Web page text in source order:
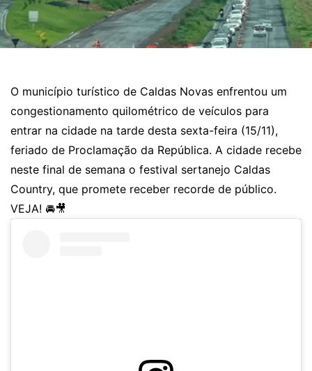
O município turístico de Caldas Novas enfrentou um
congestionamento quilométrico de veículos para
entrar na cidade na tarde desta sexta-feira (15/11),
feriado de Proclamação da República. A cidade recebe
neste final de semana o festival sertanejo Caldas
Country, que promete receber recorde de público.
VEJA! 🚘🎥